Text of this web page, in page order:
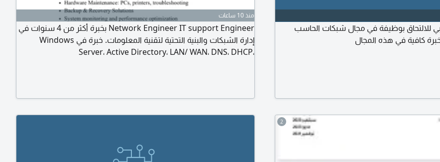
للالتحاق بوظيفة في مجال شبكات الحاسب
كافية في هذه المجال
منذ 10 ساعات
Network Engineer IT support Engineer بخبرة أكثر من 4 سنوات في
إدارة الشبكات والبنية التحتية لتقنية المعلومات. خبرة في Windows
Server، Active Directory، LAN/ WAN، DNS، DHCP،
2